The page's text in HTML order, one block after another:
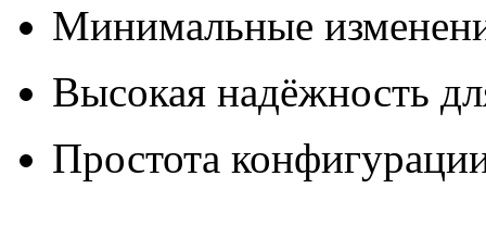
Минимальные
Высокая надёжность
Простота